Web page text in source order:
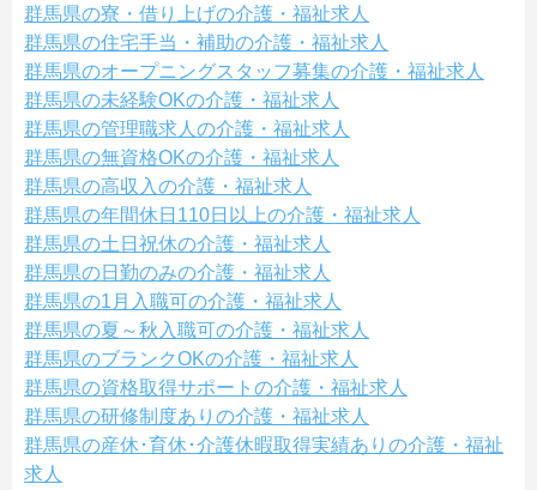
群馬県の寮・借り上げの介護・福祉求人
群馬県の住宅手当・補助の介護・福祉求人
群馬県のオープニングスタッフ募集の介護・福祉求人
群馬県の未経験OKの介護・福祉求人
群馬県の管理職求人の介護・福祉求人
群馬県の無資格OKの介護・福祉求人
群馬県の高収入の介護・福祉求人
群馬県の年間休日110日以上の介護・福祉求人
群馬県の土日祝休の介護・福祉求人
群馬県の日勤のみの介護・福祉求人
群馬県の1月入職可の介護・福祉求人
群馬県の夏～秋入職可の介護・福祉求人
群馬県のブランクOKの介護・福祉求人
群馬県の資格取得サポートの介護・福祉求人
群馬県の研修制度ありの介護・福祉求人
群馬県の産休･育休･介護休暇取得実績ありの介護・福祉
求人